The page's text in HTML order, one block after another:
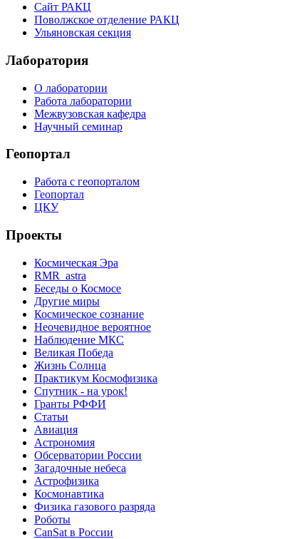
Сайт РАКЦ
Поволжское отделение РАКЦ
Ульяновская секция
Лаборатория
О лаборатории
Работа лаборатории
Межвузовская кафедра
Научный семинар
Геопортал
Работа с геопорталом
Геопортал
ЦКУ
Проекты
Космическая Эра
RMR_astra
Беседы о Космосе
Другие миры
Космическое сознание
Неочевидное вероятное
Наблюдение МКС
Великая Победа
Жизнь Солнца
Практикум Космофизика
Спутник - на урок!
Гранты РФФИ
Статьи
Авиация
Астрономия
Обсерватории России
Загадочные небеса
Астрофизика
Космонавтика
Физика газового разряда
Роботы
CanSat в России